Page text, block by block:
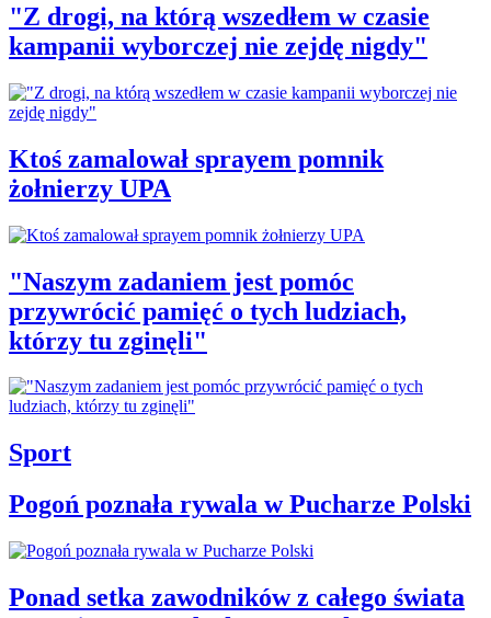
"Z drogi, na którą wszedłem w czasie
kampanii wyborczej nie zejdę nigdy"
Ktoś zamalował sprayem pomnik
żołnierzy UPA
"Naszym zadaniem jest pomóc
przywrócić pamięć o tych ludziach,
którzy tu zginęli"
Sport
Pogoń poznała rywala w Pucharze Polski
Ponad setka zawodników z całego świata